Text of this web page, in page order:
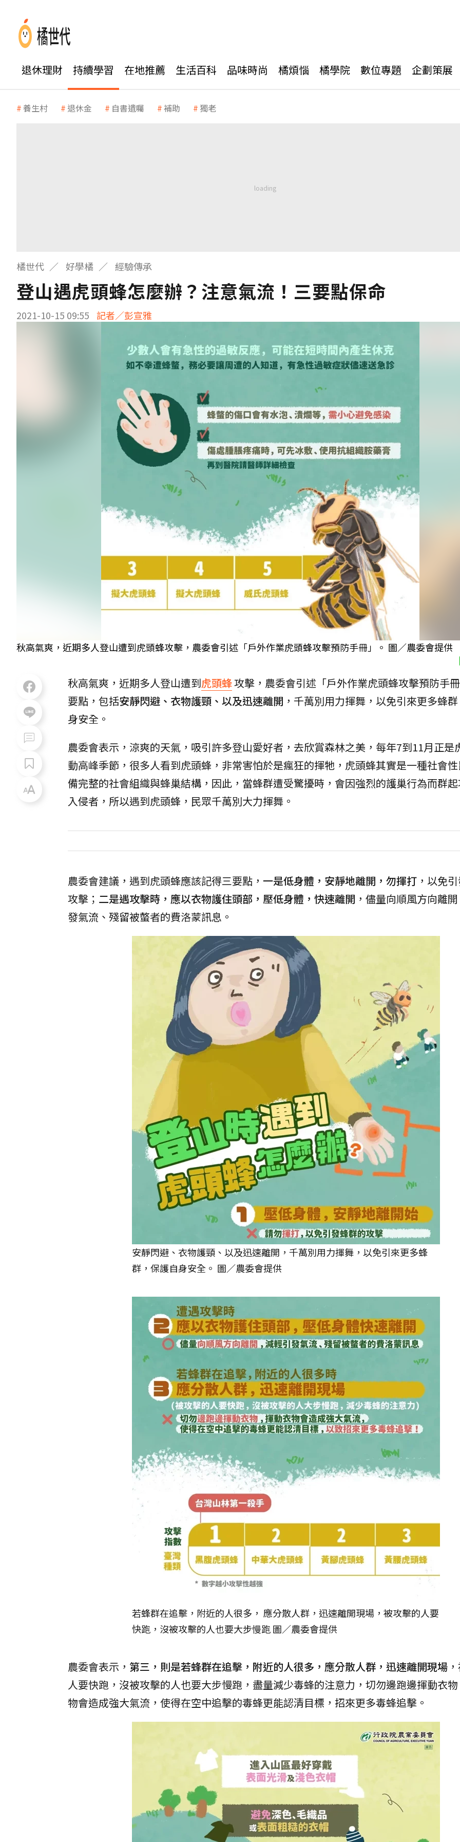
退休理財 持續學習 在地推薦 生活百科 品味時尚 橘煩惱 橘學院 數位專題 企劃策展
養生村 退休金 自書遺囑 補助 獨老
橘世代 好學橘 經驗傳承
登山遇虎頭蜂怎麼辦？注意氣流！三要點保命
2021-10-15 09:55 記者／彭宣雅
秋高氣爽，近期多人登山遭到虎頭蜂攻擊，農委會引述「戶外作業虎頭蜂攻擊預防手冊」。 圖／農委會提供
秋高氣爽，近期多人登山遭到虎頭蜂攻擊，農委會引述「戶外作業虎頭蜂攻擊預防手
要點，包括安靜閃避、衣物護頸、以及迅速離開 ，千萬別用力揮舞，以免引來更多蜂
身安全。
農委會表示，涼爽的天氣，吸引許多登山愛好者，去欣賞森林之美，每年7到11月正是
動高峰季節，很多人看到虎頭蜂，非常害怕於是瘋狂的揮牠，虎頭蜂其實是一種社會
備完整的社會組織與蜂巢結構，因此，當蜂群遭受驚擾時，會因強烈的護巢行為而群
入侵者，所以遇到虎頭蜂，民眾千萬別大力揮舞。
農委會建議，遇到虎頭蜂應該記得三要點， 一是低身體，安靜地離開，勿揮打 ，以免
攻擊； 二是遇攻擊時，應以衣物護住頭部，壓低身體，快速離開 ，儘量向順風方向離
發氣流、殘留被螫者的費洛蒙訊息。
安靜閃避、衣物護頸、以及迅速離開，千萬別用力揮舞，以免引來更多蜂
群，保護自身安全。 圖／農委會提供
若蜂群在追擊，附近的人很多， 應分散人群，迅速離開現場，被攻擊的人要
快跑，沒被攻擊的人也要大步慢跑 圖／農委會提供
農委會表示， 第三，則是若蜂群在追擊，附近的人很多，應分散人群，迅速離開現場
人要快跑，沒被攻擊的人也要大步慢跑，盡量減少毒蜂的注意力，切勿邊跑邊揮動衣
物會造成強大氣流，使得在空中追擊的毒蜂更能認清目標，招來更多毒蜂追擊。